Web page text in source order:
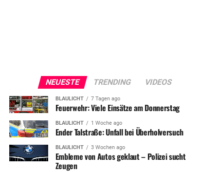
NEUESTE TRENDING VIDEOS
BLAULICHT 7 Tagen ago
Feuerwehr: Viele Einsätze am Donnerstag
BLAULICHT 1 Woche ago
Ender Talstraße: Unfall bei Überholversuch
BLAULICHT 3 Wochen ago
Embleme von Autos geklaut – Polizei sucht
Zeugen